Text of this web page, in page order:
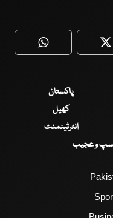
WhatsApp
پاکستان
کھیل
انٹرٹینمنٹ
و عجیب